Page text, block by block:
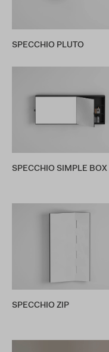
SPECCHIO PLUTO
SPECCHIO SIMPLE BOX
SPECCHIO ZIP